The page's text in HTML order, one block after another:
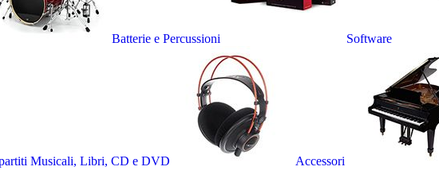
Batterie e Percussioni Software
Musicali, Libri, CD e DVD Accessori